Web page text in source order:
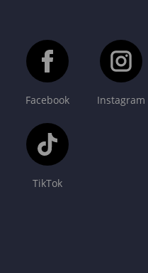
Facebook Instagram
TikTok